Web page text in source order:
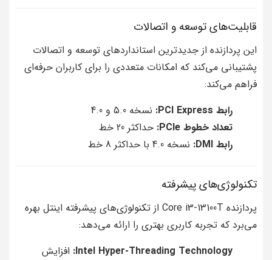
قابلیت‌های توسعه و اتصالات
این پردازنده از جدیدترین استانداردهای توسعه و اتصالات
پشتیبانی می‌کند که امکانات متعددی را برای کاربران حرفه‌ای
فراهم می‌کند:
رابط PCI Express:
نسخه 5.0 و 4.0
تعداد خطوط PCIe:
حداکثر 20 خط
رابط DMI:
نسخه 4.0 با حداکثر 8 خط
تکنولوژی‌های پیشرفته
پردازنده Core i3-13100T از تکنولوژی‌های پیشرفته اینتل بهره
می‌برد که تجربه کاربری بهتری را ارائه می‌دهد:
Intel Hyper-Threading Technology: افزایش